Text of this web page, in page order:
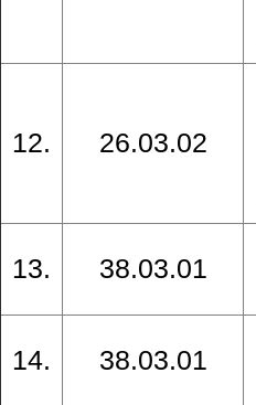
12. 26.03.02
13. 38.03.01
14. 38.03.01